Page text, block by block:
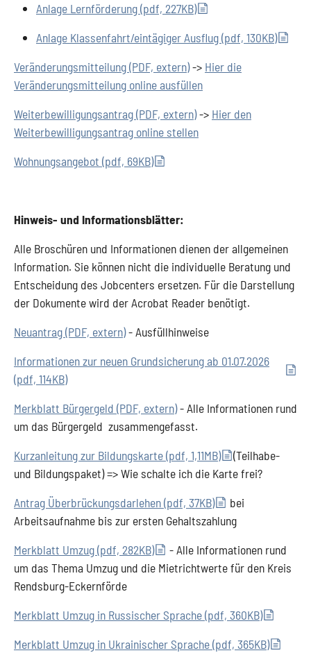
Anlage Lernförderung (pdf, 227KB)
Anlage Klassenfahrt/eintägiger Ausflug (pdf, 130KB)
Veränderungsmitteilung (PDF, extern)-> Hier die
Veränderungsmitteilung online ausfüllen
Weiterbewilligungsantrag (PDF, extern)-> Hier den
Weiterbewilligungsantrag online stellen
Wohnungsangebot (pdf, 69KB)
Hinweis- und Informationsblätter:
Alle Broschüren und Informationen dienen der allgemeinen
Information. Sie können nicht die individuelle Beratung und
Entscheidung des Jobcenters ersetzen. Für die Darstellung
der Dokumente wird der Acrobat Reader benötigt.
Neuantrag (PDF, extern)- Ausfüllhinweise
Informationen zur neuen Grundsicherung ab 01.07.2026
(pdf, 114KB)
Merkblatt Bürgergeld (PDF, extern)- Alle Informationen rund
um das Bürgergeld zusammengefasst.
Kurzanleitung zur Bildungskarte (pdf, 1,11MB)
(Teilhabe-
und Bildungspaket) => Wie schalte ich die Karte frei?
Antrag Überbrückungsdarlehen (pdf, 37KB)
bei
Arbeitsaufnahme bis zur ersten Gehaltszahlung
Merkblatt Umzug (pdf, 282KB)
- Alle Informationen rund
um das Thema Umzug und die Mietrichtwerte für den Kreis
Rendsburg-Eckernförde
Merkblatt Umzug in Russischer Sprache (pdf, 360KB)
Merkblatt Umzug in Ukrainischer Sprache (pdf, 365KB)